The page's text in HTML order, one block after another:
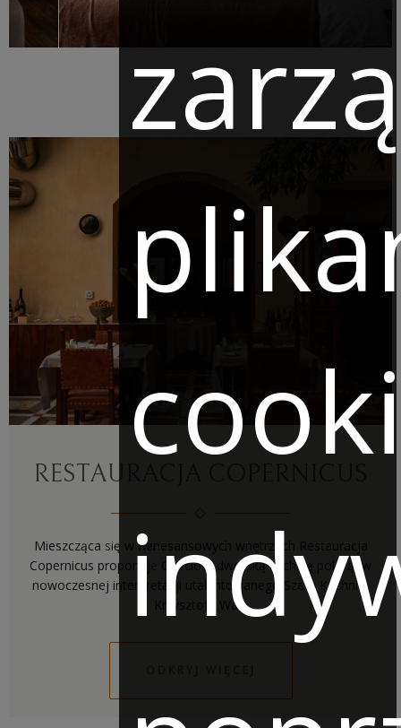
RESTAURACJA COPERNICUS
Mieszcząca się w Renesansowych wnętrzach Restauracja
Copernicus proponuje Gościom dworską kuchnię polską, w
nowoczesnej interpretacji utalentowanego Szefa Kuchni –
ODKRYJ WIĘCEJ